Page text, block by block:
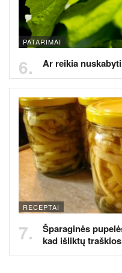
PATARIMAI
Ar reikia
RECEPTAI
Šparaginės
kad išliktų traškios